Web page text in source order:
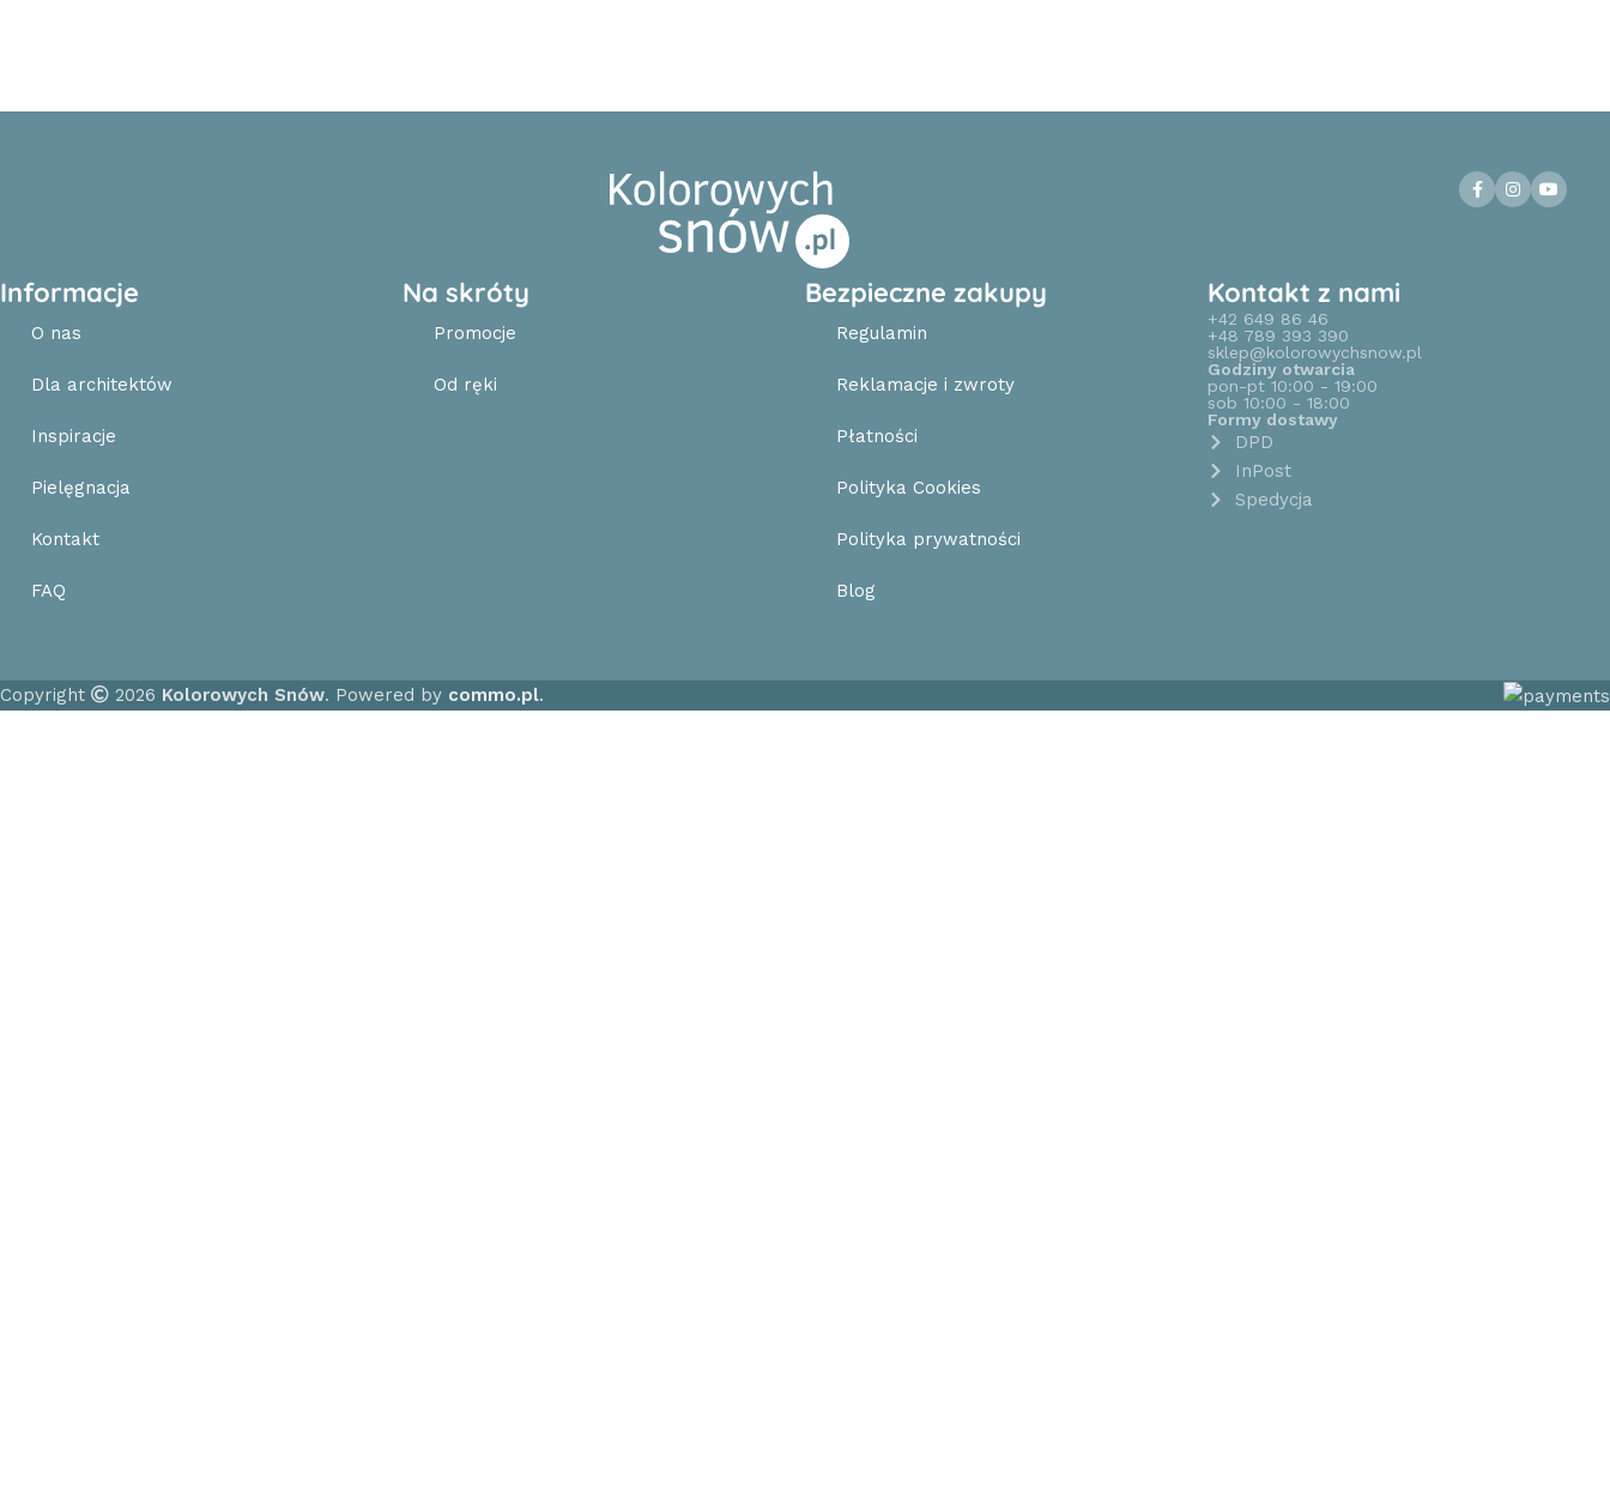
Informacje
O nas
Dla architektów
Inspiracje
Pielęgnacja
Kontakt
FAQ
Na skróty
Promocje
Od ręki
Bezpieczne zakupy
Regulamin
Reklamacje i zwroty
Płatności
Polityka Cookies
Polityka prywatności
Blog
Kontakt z nami
+42 649 86 46
+48 789 393 390
sklep@kolorowychsnow.pl
Godziny otwarcia
pon-pt 10:00 - 19:00
sob 10:00 - 18:00
Formy dostawy
DPD
InPost
Spedycja
Copyright 2026 Kolorowych Snów. Powered by commo.pl.